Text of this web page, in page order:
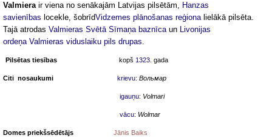
Valmiera ir viena no senākajām Latvijas pilsētām,
Hanzas
savienības locekle, šobrīdVidzemes plānošanas reģiona lielākā pilsēta.
Tajā atrodas Valmieras Svētā Sīmaņa baznīca un
Livonijas
ordeņa Valmieras viduslaiku pils drupas
Pilsētas tiesības kopš 1323 . gada
Citi nosaukumi krievu: Вольмар
igauņu: Volmari
vācu: Wolmar
Domes priekšsēdētājs Jānis Baiks